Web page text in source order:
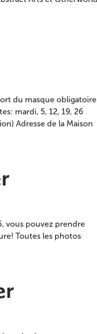
du masque obligatoire
mardi, 5, 12, 19, 26
Adresse de la Maison
vous pouvez prendre
Toutes les photos